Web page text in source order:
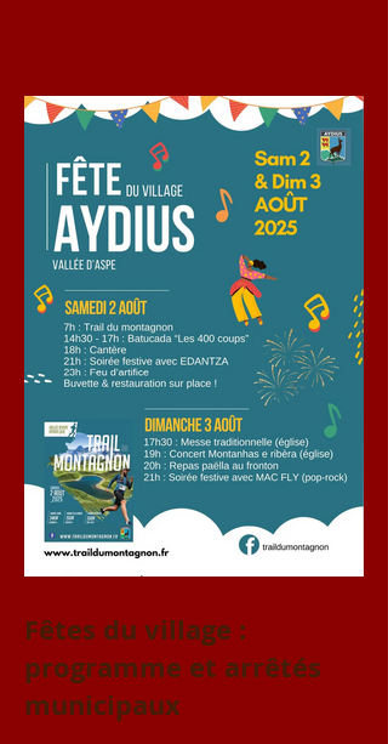
Fêtes du village :
programme et arrêtés
municipaux